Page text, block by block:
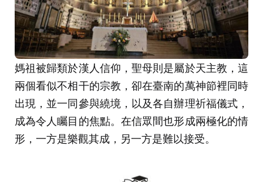
媽祖被歸類於漢人信仰，聖母則是屬於天主教，這
兩個看似不相干的宗教，卻在臺南的萬神節裡同時
出現，並一同參與繞境，以及各自辦理祈福儀式，
成為令人矚目的焦點。在信眾間也形成兩極化的情
形，一方是樂觀其成，另一方是難以接受。